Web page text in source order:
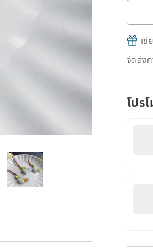
เ
จัดส่ง
โปร